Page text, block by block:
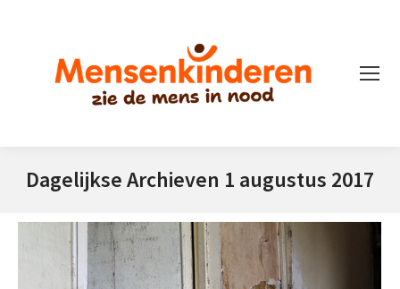
Dagelijkse Archieven 1 augustus 2017